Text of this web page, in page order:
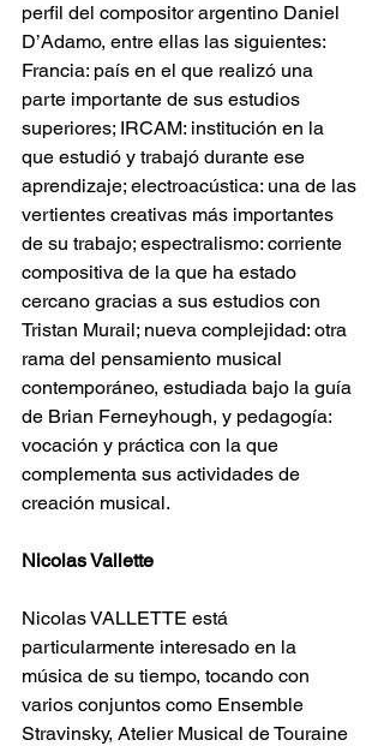
perfil del compositor argentino Daniel
D’Adamo, entre ellas las siguientes:
Francia: país en el que realizó una
parte importante de sus estudios
superiores; IRCAM: institución en la
que estudió y trabajó durante ese
aprendizaje; electroacústica: una de las
vertientes creativas más importantes
de su trabajo; espectralismo: corriente
compositiva de la que ha estado
cercano gracias a sus estudios con
Tristan Murail; nueva complejidad: otra
rama del pensamiento musical
contemporáneo, estudiada bajo la guía
de Brian Ferneyhough, y pedagogía:
vocación y práctica con la que
complementa sus actividades de
creación musical.
Nicolas Vallette
Nicolas VALLETTE está
particularmente interesado en la
música de su tiempo, tocando con
varios conjuntos como Ensemble
Stravinsky, Atelier Musical de Touraine